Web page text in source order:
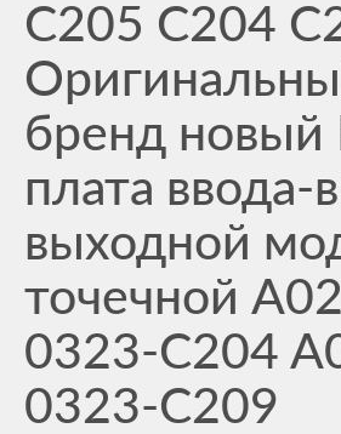
C205 C204
бренд новый
плата ввода-
выходной
точечной
0323-C204
0323-C209